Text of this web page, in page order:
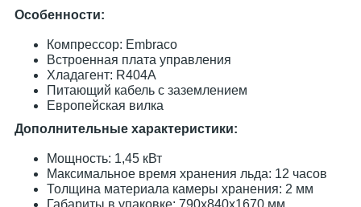
Особенности:
Компрессор: Embraco
Встроенная плата управления
Хладагент: R404A
Питающий кабель с заземлением
Европейская вилка
Дополнительные характеристики:
Мощность: 1,45 кВт
Максимальное время хранения льда: 12 часов
Толщина материала камеры хранения: 2 мм
Габариты в упаковке: 790x840x1670 мм